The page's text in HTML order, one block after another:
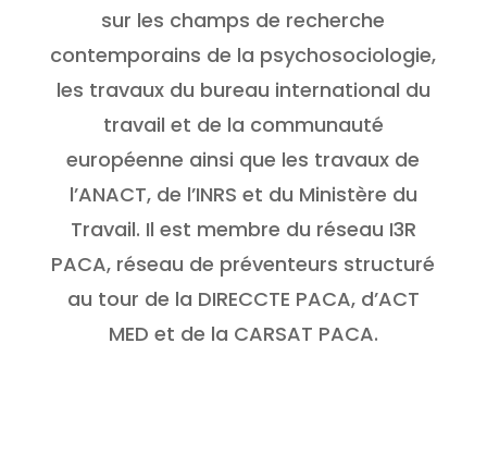
sur les champs de recherche
contemporains de la psychosociologie,
les travaux du bureau international du
travail et de la communauté
européenne ainsi que les travaux de
l’ANACT, de l’INRS et du Ministère du
Travail. Il est membre du réseau I3R
PACA, réseau de préventeurs structuré
au tour de la DIRECCTE PACA, d’ACT
MED et de la CARSAT PACA.